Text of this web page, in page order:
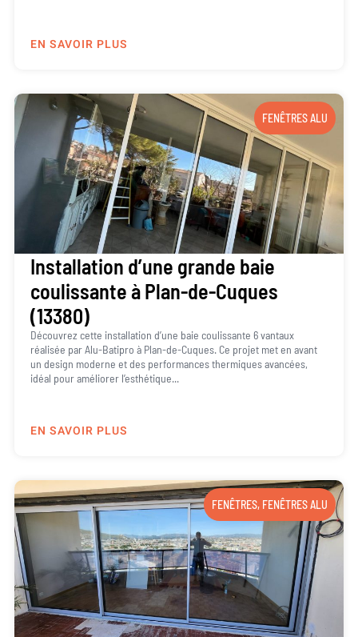
EN SAVOIR PLUS
FENÊTRES ALU
Installation d’une grande baie
coulissante à Plan-de-Cuques
(13380)
Découvrez cette installation d’une baie coulissante 6 vantaux
réalisée par Alu-Batipro à Plan-de-Cuques. Ce projet met en avant
un design moderne et des performances thermiques avancées,
idéal pour améliorer l’esthétique...
EN SAVOIR PLUS
FENÊTRES, FENÊTRES ALU